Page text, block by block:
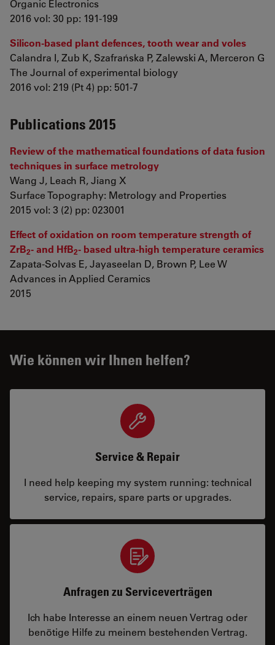
Organic Electronics
2016 vol: 30 pp: 191-199
Silicon-based plant defences, tooth wear and voles
Calandra I, Zub K, Szafrańska P, Zalewski A, Merceron G
The Journal of experimental biology
2016 vol: 219 (Pt 4) pp: 501-7
Publications 2015
Review of the mathematical foundations of data fusion
techniques in surface metrology
Wang J, Leach R, Jiang X
Surface Topography: Metrology and Properties
2015 vol: 3 (2) pp: 023001
Effect of oxidation on room temperature strength of
ZrB2- and HfB2- based ultra-high temperature ceramics
Zapata-Solvas E, Jayaseelan D, Brown P, Lee W
Advances in Applied Ceramics
2015
Wie können wir Ihnen helfen?
Service & Repair
I need help keeping my system running: technical
service, repairs, spare parts or upgrades.
Anfragen zu Serviceverträgen
Ich habe Interesse an einem neuen Vertrag oder
benötige Hilfe zu meinem bestehenden Vertrag.